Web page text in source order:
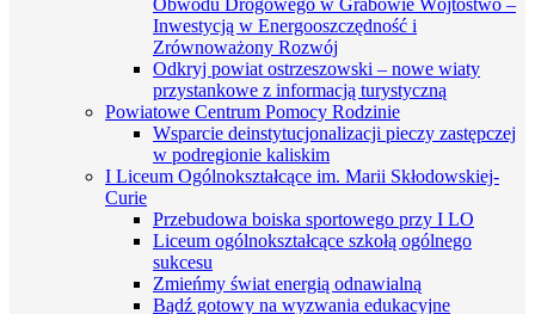
Obwodu Drogowego w Grabowie Wójtostwo –
Inwestycją w Energooszczędność i
Zrównoważony Rozwój
Odkryj powiat ostrzeszowski – nowe wiaty
przystankowe z informacją turystyczną
Powiatowe Centrum Pomocy Rodzinie
Wsparcie deinstytucjonalizacji pieczy zastępczej
w podregionie kaliskim
I Liceum Ogólnokształcące im. Marii Skłodowskiej-
Curie
Przebudowa boiska sportowego przy I LO
Liceum ogólnokształcące szkołą ogólnego
sukcesu
Zmieńmy świat energią odnawialną
Bądź gotowy na wyzwania edukacyjne